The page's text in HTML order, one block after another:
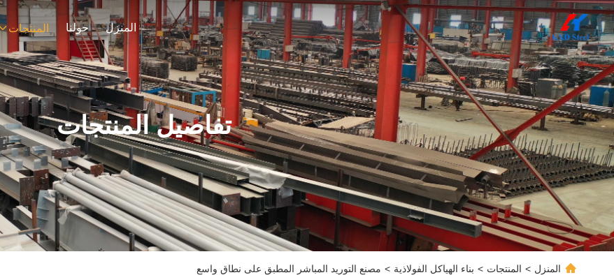
المنزل حولنا المنتجات
تفاصيل المنتجات
المنزل > المنتجات > بناء الهياكل الفولاذية > مصنع التوريد المباشر المطبق على نطاق واسع